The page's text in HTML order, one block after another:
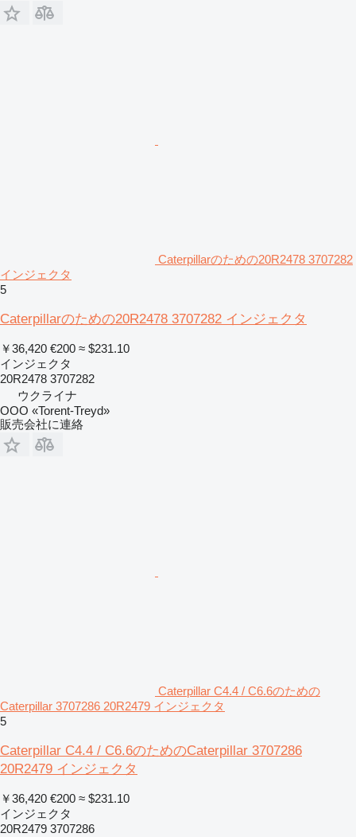
Caterpillarのための20R2478 3707282
インジェクタ
5
Caterpillarのための20R2478 3707282 インジェクタ
￥36,420 €200 ≈ $231.10
インジェクタ
20R2478 3707282
ウクライナ
OOO «Torent-Treyd»
販売会社に連絡
Caterpillar C4.4 / C6.6のための
Caterpillar 3707286 20R2479 インジェクタ
5
Caterpillar C4.4 / C6.6のためのCaterpillar 3707286
20R2479 インジェクタ
￥36,420 €200 ≈ $231.10
インジェクタ
20R2479 3707286